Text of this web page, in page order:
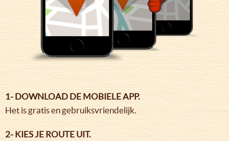
1- DOWNLOAD DE MOBIELE APP.
Het is gratis en gebruiksvriendelijk.
2- KIES JE ROUTE UIT.